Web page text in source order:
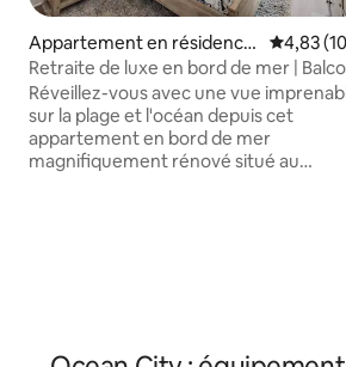
Appartement en résidence
⋅ Ocean City
4,83
Retraite de luxe en bord de mer |
privé
Réveillez-vous avec une vue
sur la plage et l'océan depuis cet
appartement en bord de mer
magnifiquement rénové situé au